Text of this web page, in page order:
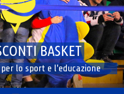
BASKET
lo sport e l'educazione